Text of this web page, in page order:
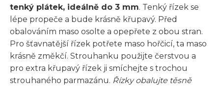
tenký plátek, ideálně do 3 mm. Tenký řízek se
lépe propeče a bude krásně křupavý. Před
obalováním maso osolte a opepřete z obou stran.
Pro šťavnatější řízek potřete maso hořčicí, ta maso
krásně změkčí. Strouhanku použijte čerstvou a
pro extra křupavý řízek ji smíchejte s trochou
strouhaného parmazánu. Řízky obalujte těsně